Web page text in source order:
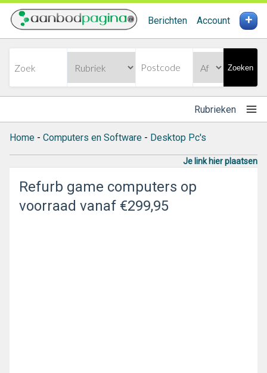
Berichten Account +
Zoeken
Rubrieken
Home - Computers en Software - Desktop Pc's
Je link hier plaatsen
Refurb game computers op
voorraad vanaf €299,95